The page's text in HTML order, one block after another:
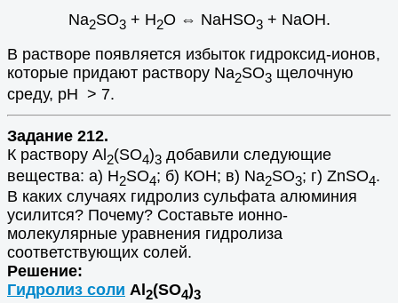
Na2SO3+ Н2О ⇔ NaHSО3+ NaOH.
В растворе появляется избыток гидроксид-ионов,
которые придают раствору Na2SO3 щелочную
среду, рН > 7.
Задание 212.
К раствору Al 2(SO4)3 добавили следующие
вещества: а) Н2SО4; б) КОН; в) Na2SO3; г) ZnSO4.
В каких случаях гидролиз сульфата алюминия
усилится? Почему? Составьте ионно-
молекулярные уравнения гидролиза
соответствующих солей.
Решение:
Гидролиз соли Al 2(SO4)3